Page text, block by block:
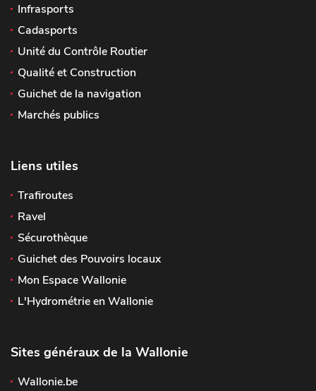
Infrasports
Cadasports
Unité du Contrôle Routier
Qualité et Construction
Guichet de la navigation
Marchés publics
Liens utiles
Trafiroutes
Ravel
Sécurothèque
Guichet des Pouvoirs locaux
Mon Espace Wallonie
L'Hydrométrie en Wallonie
Sites généraux de la Wallonie
Wallonie.be